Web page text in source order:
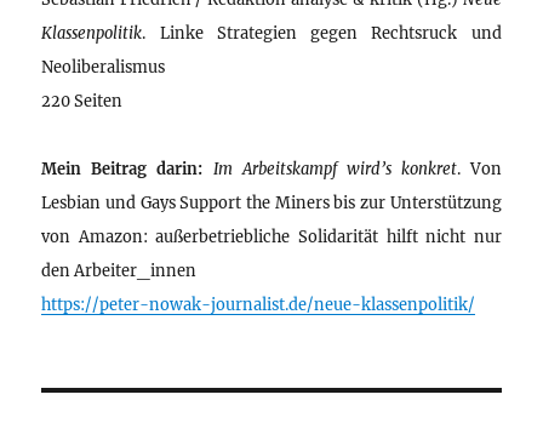
Klassenpolitik. Linke Strategien gegen Rechtsruck und
Neoliberalismus
220 Seiten
Mein Beitrag darin: Im Arbeitskampf wird’s konkret. Von
Lesbian und Gays Support the Miners bis zur Unterstützung
von Amazon: außerbetriebliche Solidarität hilft nicht nur
den Arbeiter_innen
https://peter-nowak-journalist.de/neue-klassenpolitik/